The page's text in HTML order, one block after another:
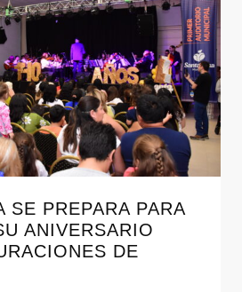
SE PREPARA PARA
ANIVERSARIO
DE